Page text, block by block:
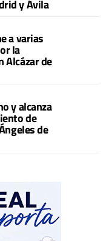
y Ávila
a varias
la
Alcázar de
y alcanza
de
de